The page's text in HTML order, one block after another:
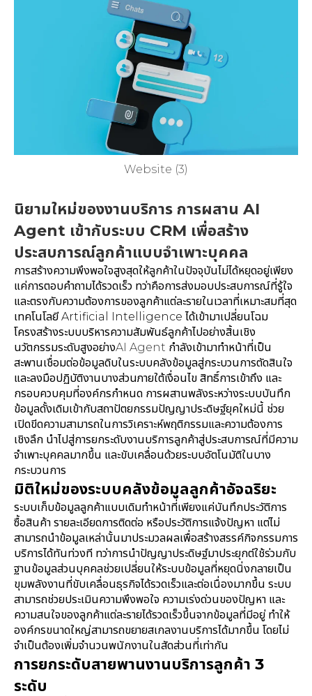
Website (3)
นิยามใหม่ของงานบริการ การผสาน AI
Agent เข้ากับระบบ CRM เพื่อสร้าง
ประสบการณ์ลูกค้าแบบจำเพาะบุคคล
การสร้างความพึงพอใจสูงสุดให้ลูกค้าในปัจจุบันไม่ได้หยุดอยู่เพียง
แค่การตอบคำถามได้รวดเร็ว ทว่าคือการส่งมอบประสบการณ์ที่รู้ใจ
และตรงกับความต้องการของลูกค้าแต่ละรายในเวลาที่เหมาะสมที่สุด
เทคโนโลยี Artificial Intelligence ได้เข้ามาเปลี่ยนโฉม
โครงสร้างระบบบริหารความสัมพันธ์ลูกค้าไปอย่างสิ้นเชิง
นวัตกรรมระดับสูงอย่างAI Agent กำลังเข้ามาทำหน้าที่เป็น
สะพานเชื่อมต่อข้อมูลดิบในระบบคลังข้อมูลสู่กระบวนการตัดสินใจ
และลงมือปฏิบัติงานบางส่วนภายใต้เงื่อนไข สิทธิ์การเข้าถึง และ
กรอบควบคุมที่องค์กรกำหนด การผสานพลังระหว่างระบบบันทึก
ข้อมูลดั้งเดิมเข้ากับสถาปัตยกรรมปัญญาประดิษฐ์ยุคใหม่นี้ ช่วย
เปิดขีดความสามารถในการวิเคราะห์พฤติกรรมและความต้องการ
เชิงลึก นำไปสู่การยกระดับงานบริการลูกค้าสู่ประสบการณ์ที่มีความ
จำเพาะบุคคลมากขึ้น และขับเคลื่อนด้วยระบบอัตโนมัติในบาง
กระบวนการ
มิติใหม่ของระบบคลังข้อมูลลูกค้าอัจฉริยะ
ระบบเก็บข้อมูลลูกค้าแบบเดิมทำหน้าที่เพียงแค่บันทึกประวัติการ
ซื้อสินค้า รายละเอียดการติดต่อ หรือประวัติการแจ้งปัญหา แต่ไม่
สามารถนำข้อมูลเหล่านั้นมาประมวลผลเพื่อสร้างสรรค์กิจกรรมการ
บริการได้ทันท่วงที ทว่าการนำปัญญาประดิษฐ์มาประยุกต์ใช้ร่วมกับ
ฐานข้อมูลส่วนบุคคลช่วยเปลี่ยนให้ระบบข้อมูลที่หยุดนิ่งกลายเป็น
ขุมพลังงานที่ขับเคลื่อนธุรกิจได้รวดเร็วและต่อเนื่องมากขึ้น ระบบ
สามารถช่วยประเมินความพึงพอใจ ความเร่งด่วนของปัญหา และ
ความสนใจของลูกค้าแต่ละรายได้รวดเร็วขึ้นจากข้อมูลที่มีอยู่ ทำให้
องค์กรขนาดใหญ่สามารถขยายสเกลงานบริการได้มากขึ้น โดยไม่
จำเป็นต้องเพิ่มจำนวนพนักงานในสัดส่วนที่เท่ากัน
การยกระดับสายพานงานบริการลูกค้า 3
ระดับ